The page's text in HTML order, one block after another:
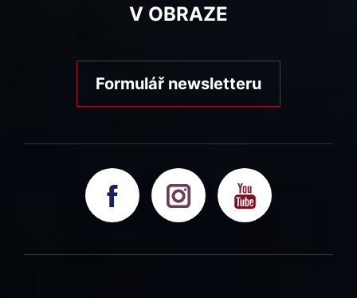
V OBRAZE
Formulář newsletteru